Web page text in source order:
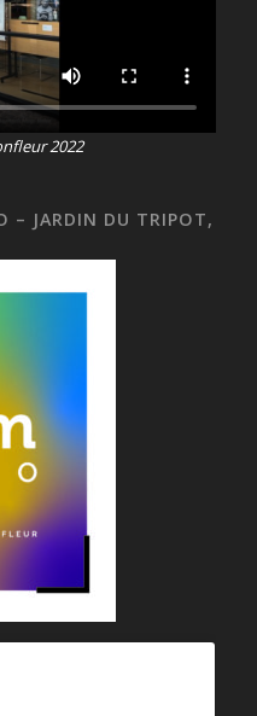
2022
– JARDIN DU TRIPOT,